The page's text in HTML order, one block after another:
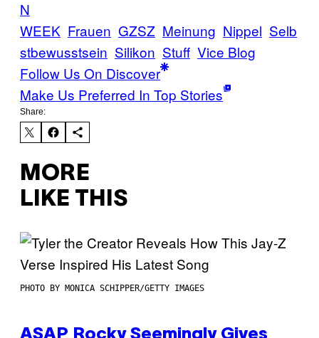
N
WEEK Frauen GZSZ Meinung Nippel Selb
stbewusstsein Silikon Stuff Vice Blog
Follow Us On Discover
Make Us Preferred In Top Stories
Share:
MORE
LIKE THIS
PHOTO BY MONICA SCHIPPER/GETTY IMAGES